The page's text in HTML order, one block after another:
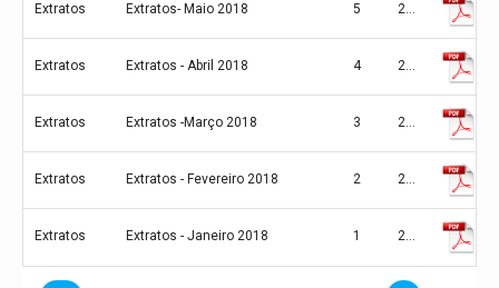
Extratos Extratos- Maio 2018 5 2018
Extratos Extratos - Abril 2018 4 2018
Extratos Extratos -Março 2018 3 2018
Extratos Extratos - Fevereiro 2018 2 2018
Extratos Extratos - Janeiro 2018 1 2018